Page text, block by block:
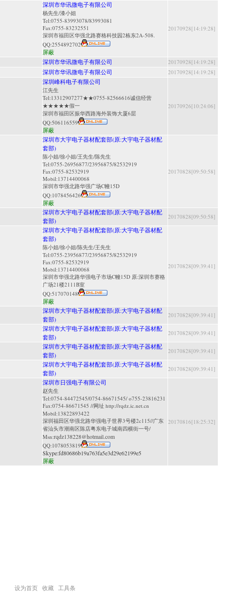
深圳市华讯微电子有限公司
杨先生/漆小姐
Tel:0755-83993078/83993081
Fax:0755-83232551
深圳市福田区华强北路赛格科技园2栋东2A-508.
QQ:2554892702
屏蔽
20170928[14:19:28]
深圳市华讯微电子有限公司 20170928[14:19:28]
深圳市华讯微电子有限公司 20170928[14:19:28]
深圳峰科电子有限公司
江先生
Tel:13312907277★★0755-82566616诚信经营
★★★★★假一
深圳市福田区振华西路海外装饰大厦6层
QQ:506116559
屏蔽
20170926[10:24:06]
深圳市大宇电子器材配套部(原:大宇电子器材配
套部)
陈小姐/徐小姐/王先生/陈先生
Tel:0755-26956877/23956875/82532919
Fax:0755-82532919
Mobil:13714400068
深圳市华强北路华强广场C幢15D
QQ: 1078456426
屏蔽
20170828[09:50:58]
深圳市大宇电子器材配套部(原:大宇电子器材配
套部)
20170828[09:50:58]
深圳市大宇电子器材配套部(原:大宇电子器材配
套部)
陈小姐/徐小姐/陈先生/王先生
Tel:0755-23956877/23956875/82532919
Fax:0755-82532919
Mobil:13714400068
深圳市华强北路华强电子市场C幢15D 原:深圳市赛格
广场21楼2111B室
QQ:517070148
屏蔽
20170828[09:39:41]
深圳市大宇电子器材配套部(原:大宇电子器材配
套部)
20170828[09:39:41]
深圳市大宇电子器材配套部(原:大宇电子器材配
套部)
20170828[09:39:41]
深圳市大宇电子器材配套部(原:大宇电子器材配
套部)
20170828[09:39:41]
深圳市大宇电子器材配套部(原:大宇电子器材配
套部)
20170828[09:39:41]
深圳市日强电子有限公司
赵先生
Tel:0754-84472545/0754-86671545/ o755-23816231
Fax:0754-86671545 //网址 http://rqdz.ic.net.cn
Mobil:13822893422
深圳福田区华强北路华强电子世界3号楼2c115//广东
省汕头市潮南区陈店粤东电子城南四横街一号/
Msn:rqdz138228@hotmail.com
QQ: 1078053819
Skype:fd80686b19a763fa5e3d29e62199e5
屏蔽
20170816[18:25:32]
设为首页 收藏 工具条